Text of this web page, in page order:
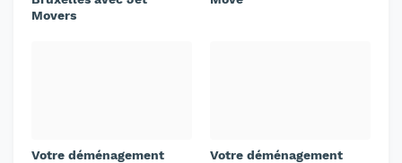
Movers
Votre déménagement
Votre déménagement